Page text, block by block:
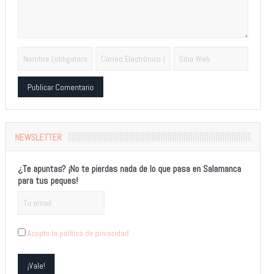
NEWSLETTER
¿Te apuntas? ¡No te pierdas nada de lo que pasa en Salamanca
para tus peques!
Acepto la política de privacidad